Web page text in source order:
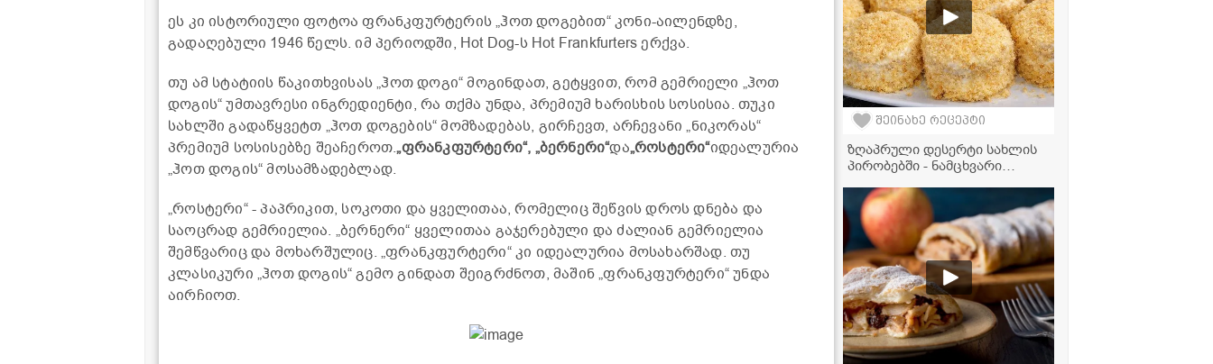
ეს კი ისტორიული ფოტოა ფრანკფურტერის „ჰოთ დოგებით“ კონი-აილენდზე,
გადაღებული 1946 წელს. იმ პერიოდში, Hot Dog-ს Hot Frankfurters ერქვა.
თუ ამ სტატიის წაკითხვისას „ჰოთ დოგი“ მოგინდათ, გეტყვით, რომ გემრიელი „ჰოთ
დოგის“ უმთავრესი ინგრედიენტი, რა თქმა უნდა, პრემიუმ ხარისხის სოსისია. თუკი
სახლში გადაწყვეტთ „ჰოთ დოგების“ მომზადებას, გირჩევთ, არჩევანი „ნიკორას“
პრემიუმ სოსისებზე შეაჩეროთ.„ფრანკფურტერი“, „ბერნერი“და„როსტერი“იდეალურია
„ჰოთ დოგის“ მოსამზადებლად.
„როსტერი“ - პაპრიკით, სოკოთი და ყველითაა, რომელიც შეწვის დროს დნება და
საოცრად გემრიელია. „ბერნერი“ ყველითაა გაჯერებული და ძალიან გემრიელია
შემწვარიც და მოხარშულიც. „ფრანკფურტერი“ კი იდეალურია მოსახარშად. თუ
კლასიკური „ჰოთ დოგის“ გემო გინდათ შეიგრძნოთ, მაშინ „ფრანკფურტერი“ უნდა
აირჩიოთ.
შეინახე რეცეპტი
ზღაპრული დესერტი სახლის
პირობებში - ნამცხვარი
რომელიც ყველას გამოუვა!